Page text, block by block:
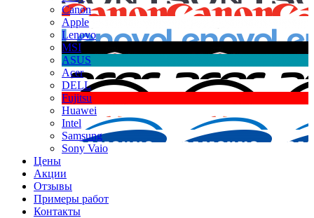
Canon
Apple
Lenovo
MSI
ASUS
Acer
DELL
Fujitsu
Huawei
Intel
Samsung
Sony Vaio
Цены
Акции
Отзывы
Примеры работ
Контакты